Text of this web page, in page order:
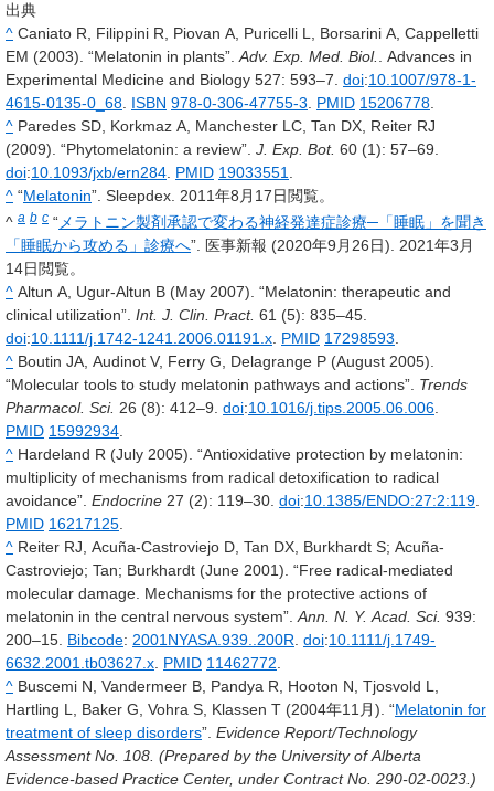
出典
^ Caniato R, Filippini R, Piovan A, Puricelli L, Borsarini A, Cappelletti
EM (2003). “Melatonin in plants”. Adv. Exp. Med. Biol.
. Advances in
Experimental Medicine and Biology 527: 593–7. doi:10.1007/978-1-
4615-0135-0_68 ISBN 978-0-306-47755-3 PMID 15206778
^ Paredes SD, Korkmaz A, Manchester LC, Tan DX, Reiter RJ
(2009). “Phytomelatonin: a review”. J. Exp. Bot. 60 (1): 57–69.
doi:10.1093/jxb/ern284 PMID 19033551
^ “Melatonin”. Sleepdex. 2011年8月17日閲覧。
^ a b c “ メラトニン製剤承認で変わる神経発達症診療─「睡眠」を聞き
「睡眠から攻める」診療へ”. 医事新報 (2020年9月26日). 2021年3月
14日閲覧。
^ Altun A, Ugur-Altun B (May 2007). “Melatonin: therapeutic and
clinical utilization”. Int. J. Clin. Pract. 61 (5): 835–45.
doi:10.1111/j.1742-1241.2006.01191.x PMID 17298593
^ Boutin JA, Audinot V, Ferry G, Delagrange P (August 2005).
“Molecular tools to study melatonin pathways and actions”. Trends
Pharmacol. Sci. 26 (8): 412–9. doi:10.1016/j.tips.2005.06.006
PMID 15992934
^ Hardeland R (July 2005). “Antioxidative protection by melatonin:
multiplicity of mechanisms from radical detoxification to radical
avoidance”. Endocrine 27 (2): 119–30. doi:10.1385/ENDO:27:2:119
PMID 16217125
^ Reiter RJ, Acuña-Castroviejo D, Tan DX, Burkhardt S; Acuña-
Castroviejo; Tan; Burkhardt (June 2001). “Free radical-mediated
molecular damage. Mechanisms for the protective actions of
melatonin in the central nervous system”. Ann. N. Y. Acad. Sci. 939:
200–15. Bibcode: 2001NYASA.939..200R doi:10.1111/j.1749-
6632.2001.tb03627.x PMID 11462772
^ Buscemi N, Vandermeer B, Pandya R, Hooton N, Tjosvold L,
Hartling L, Baker G, Vohra S, Klassen T (2004年11月). “Melatonin for
treatment of sleep disorders”. Evidence Report/Technology
Assessment No. 108. (Prepared by the University of Alberta
Evidence-based Practice Center, under Contract No. 290-02-0023.)